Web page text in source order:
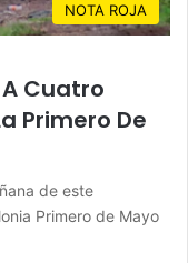
NOTA ROJA
Cuatro
Primero De
de este
Primero de Mayo